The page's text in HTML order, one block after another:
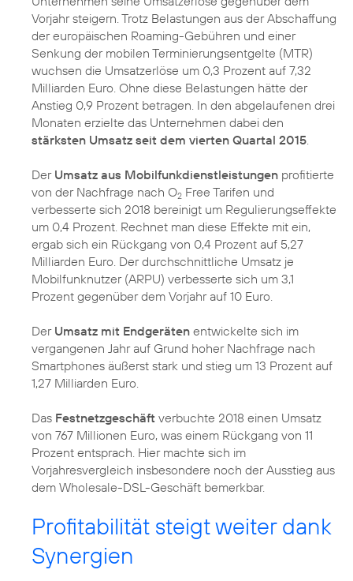
Vorjahr steigern. Trotz Belastungen aus der Abschaffung
der europäischen Roaming-Gebühren und einer
Senkung der mobilen Terminierungsentgelte (MTR)
wuchsen die Umsatzerlöse um 0,3 Prozent auf 7,32
Milliarden Euro. Ohne diese Belastungen hätte der
Anstieg 0,9 Prozent betragen. In den abgelaufenen drei
Monaten erzielte das Unternehmen dabei den
stärksten Umsatz seit dem vierten Quartal 2015
Der Umsatz aus Mobilfunkdienstleistungen profitierte
von der Nachfrage nach O2 Free Tarifen und
verbesserte sich 2018 bereinigt um Regulierungseffekte
um 0,4 Prozent. Rechnet man diese Effekte mit ein,
ergab sich ein Rückgang von 0,4 Prozent auf 5,27
Milliarden Euro. Der durchschnittliche Umsatz je
Mobilfunknutzer (ARPU) verbesserte sich um 3,1
Prozent gegenüber dem Vorjahr auf 10 Euro.
Der Umsatz mit Endgeräten entwickelte sich im
vergangenen Jahr auf Grund hoher Nachfrage nach
Smartphones äußerst stark und stieg um 13 Prozent auf
1,27 Milliarden Euro.
Das Festnetzgeschäft verbuchte 2018 einen Umsatz
von 767 Millionen Euro, was einem Rückgang von 11
Prozent entsprach. Hier machte sich im
Vorjahresvergleich insbesondere noch der Ausstieg aus
dem Wholesale-DSL-Geschäft bemerkbar.
Profitabilität steigt weiter dank
Synergien